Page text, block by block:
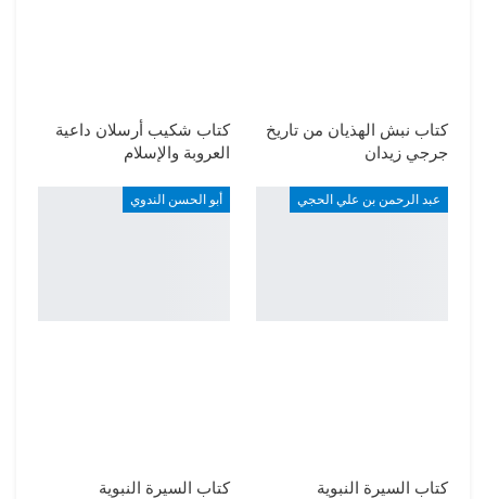
كتاب نبش الهذيان من تاريخ
جرجي زيدان
كتاب شكيب أرسلان داعية
العروبة والإسلام
عبد الرحمن بن علي الحجي
كتاب السيرة النبوية
أبو الحسن الندوي
كتاب السيرة النبوية